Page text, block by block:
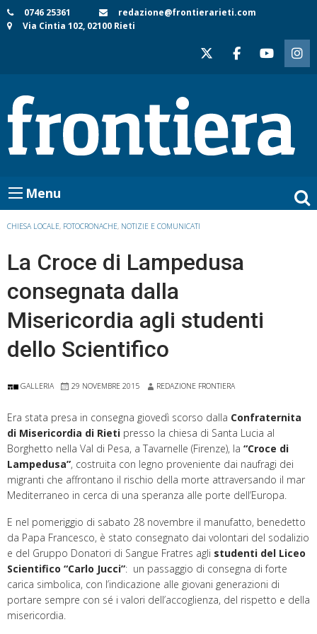
Skip
to
0746 25361
redazione@frontierarieti.com
Via Cintia 102, 02100 Rieti
Menu
CHIESA LOCALE, FOTOCRONACHE, NOTIZIE E COMUNICATI
La Croce di Lampedusa
consegnata dalla
Misericordia agli studenti
dello Scientifico
GALLERIA 29 NOVEMBRE 2015 REDAZIONE FRONTIERA
Era stata presa in consegna giovedì scorso dalla Confraternita
di Misericordia di Rieti presso la chiesa di Santa Lucia al
Borghetto nella Val di Pesa, a Tavarnelle (Firenze), la “Croce di
Lampedusa”, costruita con legno proveniente dai naufragi dei
migranti che affrontano il rischio della morte attraversando il mar
Mediterraneo in cerca di una speranza alle porte dell’Europa.
E nel pomeriggio di sabato 28 novembre il manufatto, benedetto
da Papa Francesco, è stato consegnato dai volontari del sodalizio
e del Gruppo Donatori di Sangue Fratres agli studenti del Liceo
Scientifico “Carlo Jucci”: un passaggio di consegna di forte
carica simbolica, con l’indicazione alle giovani generazioni di
portare sempre con sé i valori dell’accoglienza, del rispetto e della
misericordia.